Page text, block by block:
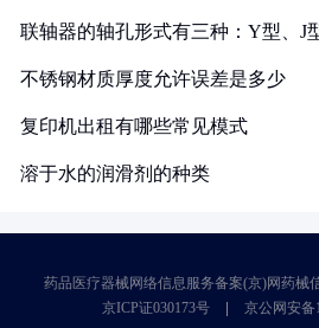
联轴器的轴孔形式有三种：Y型、J
不锈钢材质厚度允许误差是多少
复印机出租有哪些常见模式
溶于水的润滑剂的种类
药品医疗器械网络信息服务备案(京)网药械
京ICP证030173号
京公网安备